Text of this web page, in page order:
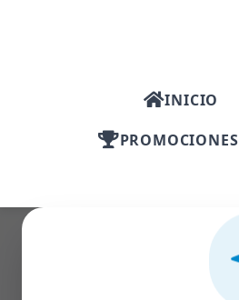
INICIO
PROMOCIONES